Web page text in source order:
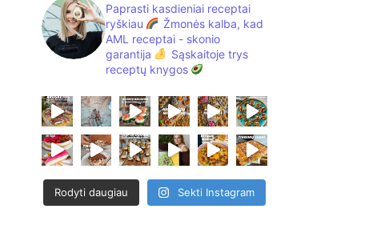
Paprasti kasdieniai receptai
ryškiau
Žmonės kalba, kad
AML receptai - skonio
garantija
Sąskaitoje trys
receptų knygos
Rodyti daugiau Sekti Instagram